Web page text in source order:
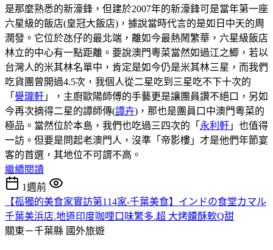
是那麼熟悉的新濠鋒，但建於2007年的新濠鋒可是當年第一座
六星級的飯店(皇冠大飯店)，據說當時代言的是如日中天的周
潤發。它位於氹仔的最北端，離如今最熱鬧繁華，六星級飯店
林立的中心有一點距離。要說澳門粵菜當然如過江之鯽，若以
台灣人的米其林名單中，肯定是如今仍是米其林三星，而我們
吃貨團曾開過4.5次，我個人從二星吃到三星吃不下十次的
「 譽瓏軒 」，主廚歐陽師傅的手藝更是讓團員讚不絕口，另如
今再次摘得二星的譚師傳(譚卉)，那也是團員口中澳門粵菜的
極品。當然位於本島，我們也吃過三四次的「 永利軒 」也值得
一訪。但要是問起老澳門人，沒準「帝影樓」才是他們年節宴
客的首選，其地位不可謂不高。
繼續閱讀
1週前
【孤獨的美食家實訪第114家-千葉美食】インドの食堂カマル
千葉美浜店.地道印度咖哩口味繁多.超 大烤饢酥軟Q甜
關東－千葉縣 國外旅遊